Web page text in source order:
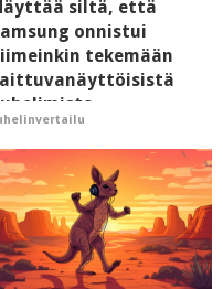
siltä, että
onnistui
tekemään